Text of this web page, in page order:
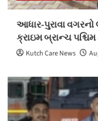
આધાર-પુરાવા વગરનો
ક્રાઇમ બ્રાન્ચ
Kutch Care News